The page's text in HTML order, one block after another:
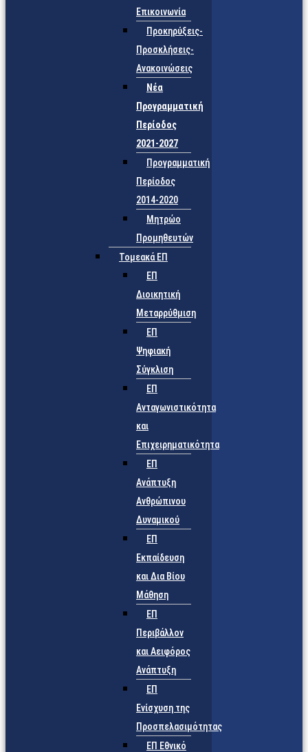
Επικοινωνία
Προκηρύξεις-
Προσκλήσεις-
Ανακοινώσεις
Νέα
Προγραμματική
Περίοδος
2021-2027
Προγραμματική
Περίοδος
2014-2020
Μητρώο
Προμηθευτών
Τομεακά ΕΠ
ΕΠ
Διοικητική
Μεταρρύθμιση
ΕΠ
Ψηφιακή
Σύγκλιση
ΕΠ
Ανταγωνιστικότητα
και
Επιχειρηματικότητα
ΕΠ
Ανάπτυξη
Ανθρώπινου
Δυναμικού
ΕΠ
Εκπαίδευση
και Δια Βίου
Μάθηση
ΕΠ
Περιβάλλον
και Αειφόρος
Ανάπτυξη
ΕΠ
Ενίσχυση της
Προσπελασιμότητας
ΕΠ Εθνικό